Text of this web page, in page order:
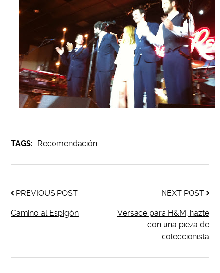
TAGS: Recomendación
PREVIOUS POST
Camino al Espigón
NEXT POST
Versace para H&M, hazte
con una pieza de
coleccionista